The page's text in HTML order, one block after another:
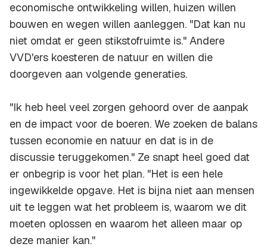
economische ontwikkeling willen, huizen willen
bouwen en wegen willen aanleggen. "Dat kan nu
niet omdat er geen stikstofruimte is." Andere
VVD'ers koesteren de natuur en willen die
doorgeven aan volgende generaties.
"Ik heb heel veel zorgen gehoord over de aanpak
en de impact voor de boeren. We zoeken de balans
tussen economie en natuur en dat is in de
discussie teruggekomen." Ze snapt heel goed dat
er onbegrip is voor het plan. "Het is een hele
ingewikkelde opgave. Het is bijna niet aan mensen
uit te leggen wat het probleem is, waarom we dit
moeten oplossen en waarom het alleen maar op
deze manier kan."